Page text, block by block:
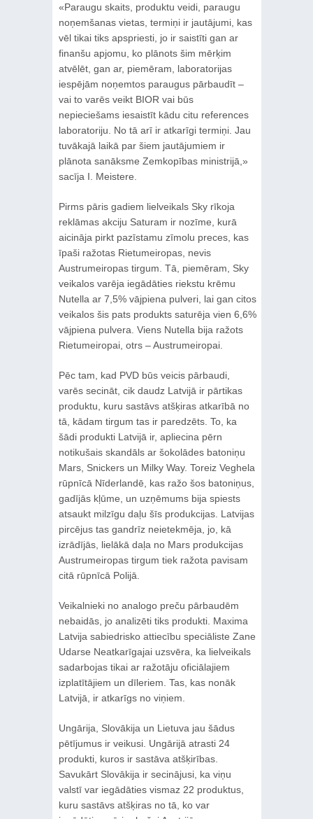
«Paraugu skaits, produktu veidi, paraugu
noņemšanas vietas, termiņi ir jautājumi, kas
vēl tikai tiks apspriesti, jo ir saistīti gan ar
finanšu apjomu, ko plānots šim mērķim
atvēlēt, gan ar, piemēram, laboratorijas
iespējām noņemtos paraugus pārbaudīt –
vai to varēs veikt BIOR vai būs
nepieciešams iesaistīt kādu citu references
laboratoriju. No tā arī ir atkarīgi termiņi. Jau
tuvākajā laikā par šiem jautājumiem ir
plānota sanāksme Zemkopības ministrijā,»
sacīja I. Meistere.
Pirms pāris gadiem lielveikals Sky rīkoja
reklāmas akciju Saturam ir nozīme, kurā
aicināja pirkt pazīstamu zīmolu preces, kas
īpaši ražotas Rietumeiropas, nevis
Austrumeiropas tirgum. Tā, piemēram, Sky
veikalos varēja iegādāties riekstu krēmu
Nutella ar 7,5% vājpiena pulveri, lai gan citos
veikalos šis pats produkts saturēja vien 6,6%
vājpiena pulvera. Viens Nutella bija ražots
Rietumeiropai, otrs – Austrumeiropai.
Pēc tam, kad PVD būs veicis pārbaudi,
varēs secināt, cik daudz Latvijā ir pārtikas
produktu, kuru sastāvs atšķiras atkarībā no
tā, kādam tirgum tas ir paredzēts. To, ka
šādi produkti Latvijā ir, apliecina pērn
notikušais skandāls ar šokolādes batoniņu
Mars, Snickers un Milky Way. Toreiz Veghela
rūpnīcā Nīderlandē, kas ražo šos batoniņus,
gadījās kļūme, un uzņēmums bija spiests
atsaukt milzīgu daļu šīs produkcijas. Latvijas
pircējus tas gandrīz neietekmēja, jo, kā
izrādījās, lielākā daļa no Mars produkcijas
Austrumeiropas tirgum tiek ražota pavisam
citā rūpnīcā Polijā.
Veikalnieki no analogo preču pārbaudēm
nebaidās, jo analizēti tiks produkti. Maxima
Latvija sabiedrisko attiecību speciāliste Zane
Udarse Neatkarīgajai uzsvēra, ka lielveikals
sadarbojas tikai ar ražotāju oficiālajiem
izplatītājiem un dīleriem. Tas, kas nonāk
Latvijā, ir atkarīgs no viņiem.
Ungārija, Slovākija un Lietuva jau šādus
pētījumus ir veikusi. Ungārijā atrasti 24
produkti, kuros ir sastāva atšķirības.
Savukārt Slovākija ir secinājusi, ka viņu
valstī var iegādāties vismaz 22 produktus,
kuru sastāvs atšķiras no tā, ko var